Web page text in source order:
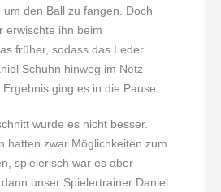
den Ball zu fangen. Doch
erwischte ihn beim
früher, sodass das Leder
Schuhn hinweg im Netz
ging es in die Pause.
wurde es nicht besser.
hatten zwar Möglichkeiten zum
spielerisch war es aber
unser Spielertrainer Daniel